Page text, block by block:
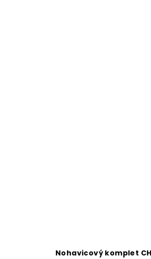
Nohavicový komplet